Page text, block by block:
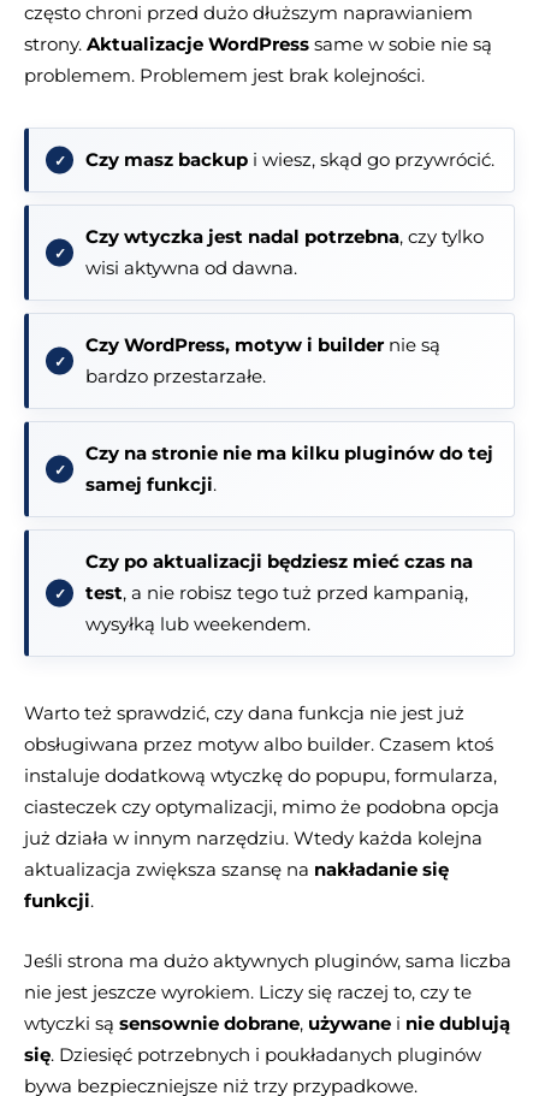
często chroni przed dużo dłuższym naprawianiem
strony. Aktualizacje WordPress same w sobie nie są
problemem. Problemem jest brak kolejności.
Czy masz backup i wiesz, skąd go przywrócić.
Czy wtyczka jest nadal potrzebna, czy tylko
wisi aktywna od dawna.
Czy WordPress, motyw i buildernie są
bardzo przestarzałe.
Czy na stronie nie ma kilku pluginów do tej
samej funkcji.
Czy po aktualizacji będziesz mieć czas na
test, a nie robisz tego tuż przed kampanią,
wysyłką lub weekendem.
Warto też sprawdzić, czy dana funkcja nie jest już
obsługiwana przez motyw albo builder. Czasem ktoś
instaluje dodatkową wtyczkę do popupu, formularza,
ciasteczek czy optymalizacji, mimo że podobna opcja
już działa w innym narzędziu. Wtedy każda kolejna
aktualizacja zwiększa szansę na nakładanie się
funkcji.
Jeśli strona ma dużo aktywnych pluginów, sama liczba
nie jest jeszcze wyrokiem. Liczy się raczej to, czy te
wtyczki są sensownie dobrane, używane i nie dublują
się. Dziesięć potrzebnych i poukładanych pluginów
bywa bezpieczniejsze niż trzy przypadkowe.